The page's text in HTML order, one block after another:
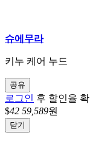
슈에무라
키누 케어 누드
공유
로그인 후 할인율
$42 59,589원
닫기